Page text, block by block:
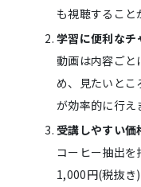
も視聴すること
学習に便利なチ
動画は内容ごと
め、見たいとこ
が効率的に行え
受講しやすい価
コーヒー抽出
1,000円(税抜き